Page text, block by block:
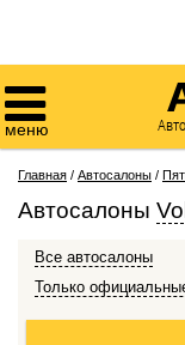

меню
Главная / Автосалоны /
Автосалоны
Все автосалоны
Только